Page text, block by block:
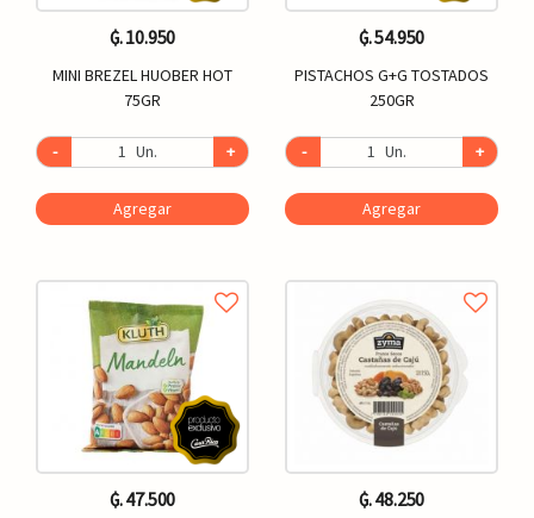
₲. 10.950
MINI BREZEL HUOBER HOT
75GR
- Un. +
Agregar
₲. 47.500
₲. 54.950
PISTACHOS G+G TOSTADOS
250GR
- Un. +
Agregar
₲. 48.250